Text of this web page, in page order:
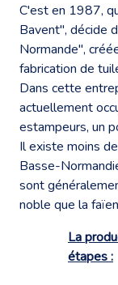
C'est en 1987,
Bavent", décide
Normande",
fabrication de
Dans cette
actuellement
estampeurs, un
Il existe moins
Basse-
sont
noble que la
La
étapes :